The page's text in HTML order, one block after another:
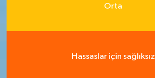
Orta
Hassaslar için sağlıksız